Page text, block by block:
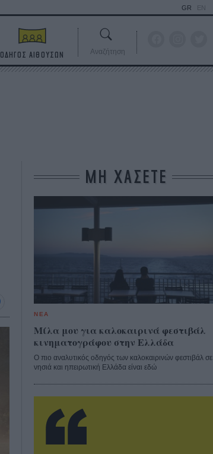
GR EN
ΟΔΗΓΟΣ ΑΙΘΟΥΣΩΝ Αναζήτηση
ΜΗ ΧΑΣΕΤΕ
ΝΕΑ
Μίλα μου για καλοκαιρινά φεστιβάλ
κινηματογράφου στην Ελλάδα
Ο πιο αναλυτικός οδηγός των καλοκαιρινών φεστιβάλ σε
νησιά και ηπειρωτική Ελλάδα είναι εδώ